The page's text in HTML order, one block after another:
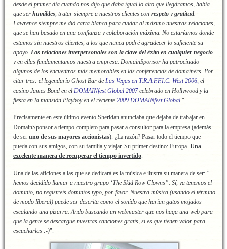
desde el primer día cuando nos dijo que daba igual lo alto que llegáramos, había
que ser humildes, tratar siempre a nuestros clientes con respeto ygratitud.
Lawrence siempre me dió carta blanca para cuidar al máximo nuestras relaciones,
que se han basado en una confianza y colaboración máxima. No estaríamos donde
estamos sin nuestros clientes, a los que nunca podré agradecer lo suficiente su
apoyo. Las relaciones interpersonales son la clave del éxito en cualquier negocio
y en ellas fundamentamos nuestra empresa. DomainSponsor ha patrocinado
algunos de los encuentros más memorables en las conferencias de domainers. Por
citar tres: el legendario Ghost Bar de Las Vegas en T.R.A.F.F.I.C. West 2006, el
casino James Bond en el DOMAINfest Global 2007celebrado en Hollywood y la
fiesta en la mansión Playboy en el reciente 2009 DOMAINfest Global."
Precisamente en este último evento Sheridan anunciaba que dejaba de trabajar en
DomainSponsor a tiempo completo para pasar a consultor para la empresa (además
de ser uno de sus mayores accionistas). ¿La razón? Pasar todo el tiempo que
pueda con sus amigos, con su familia y viajar. Su primer destino: Europa. Una
excelente manera de recuperar el tiempo invertido.
Una de las aficiones a las que se dedicará es la música e ilustra su manera de ser: "…
hemos decidido llamar a nuestro grupo ‘The Skid Row Clowns”. Sí, ya tenemos el
dominio, no registreis dominios typo, por favor. Nuestra música (usando el término
de modo liberal) puede ser descrita como el sonido que harían gatos mojados
escalando una pizarra. Ando buscando un webmaster que nos haga una web para
que la gente se descargue nuestras canciones gratis, si es que tienen valor para
escucharlas :-)".